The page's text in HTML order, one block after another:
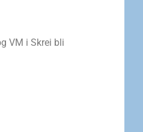
VM i Skrei bli